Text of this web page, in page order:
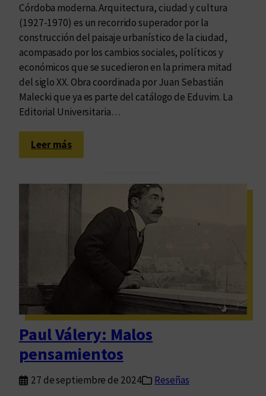
l
a
d
e
m
o
c
r
a
c
Córdoba moderna. Arquitectura, ciudad y cultura
(1927-1970) es un recorrido superador por la
construcción del paisaje urbanístico de la ciudad,
acompasado por los cambios sociales, políticos y
económicos que se sucedieron en la primera mitad
del siglo XX. Obra coordinada por Juan Sebastián
Malecki que ya es parte del catálogo de Eduvim. La
Editorial Universitaria…
Leer más:
¿
q
s
l
d
e
r
n
o
Paul Válery: Malos
pensamientos
27 de septiembre de 2024
Reseñas